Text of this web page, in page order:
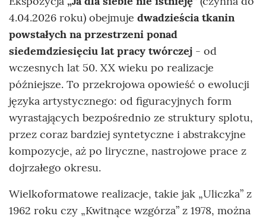
4.04.2026 roku) obejmuje dwadzieścia tkanin
powstałych na przestrzeni ponad
siedemdziesięciu lat pracy twórczej - od
wczesnych lat 50. XX wieku po realizacje
późniejsze. To przekrojowa opowieść o ewolucji
języka artystycznego: od figuracyjnych form
wyrastających bezpośrednio ze struktury splotu,
przez coraz bardziej syntetyczne i abstrakcyjne
kompozycje, aż po liryczne, nastrojowe prace z
dojrzałego okresu.
Wielkoformatowe realizacje, takie jak „Uliczka” z
1962 roku czy „Kwitnące wzgórza” z 1978, można